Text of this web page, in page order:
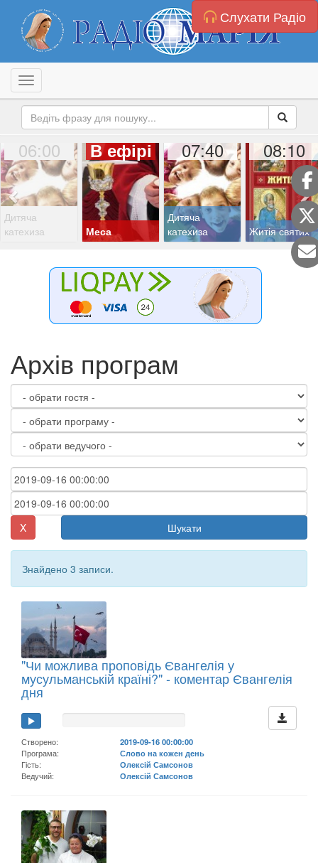
Слухати Радіо
Toggle navigation
06:00
Дитяча
катехиза
В ефірі
Меса
07:40
Дитяча
катехиза
08:10
Житія святих
Архів програм
X Шукати
Знайдено 3 записи.
"Чи можлива проповідь Євангелія у
мусульманській країні?" - коментар Євангелія
дня
Створено:
2019-09-16 00:00:00
Програма:
Слово на кожен день
Гість:
Олексій Самсонов
Ведучий:
Олексій Самсонов